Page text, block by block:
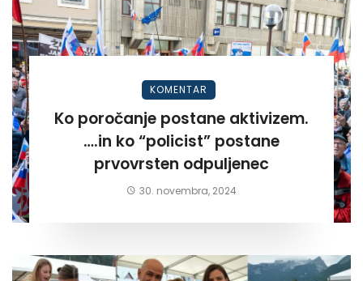
KOMENTAR
Ko poročanje postane aktivizem.
….in ko “policist” postane
prvovrsten odpuljenec
30. novembra, 2024